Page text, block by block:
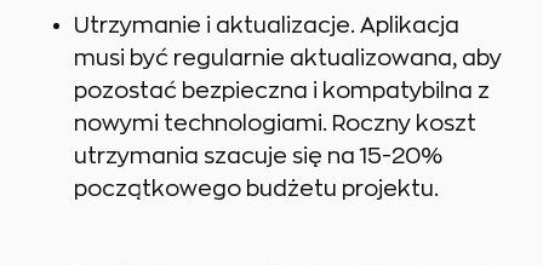
Utrzymanie i aktualizacje. Aplikacja
musi być regularnie aktualizowana, aby
pozostać bezpieczna i kompatybilna z
nowymi technologiami. Roczny koszt
utrzymania szacuje się na 15-20%
początkowego budżetu projektu.